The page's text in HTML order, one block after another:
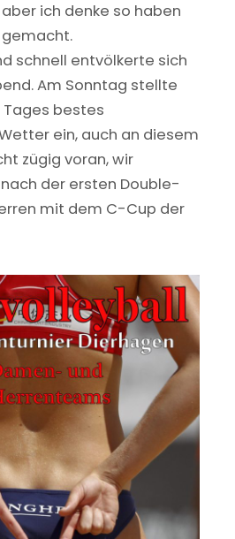
ich denke so haben
schnell entvölkerte sich
Am Sonntag stellte
Tages bestes
ein, auch an diesem
zügig voran, wir
der ersten Double-
mit dem C-Cup der